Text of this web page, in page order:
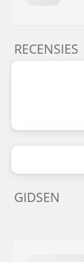
RECENSIES
GIDSEN